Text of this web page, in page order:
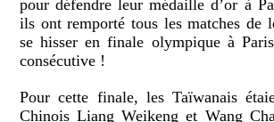
pour défendre leur médaille d’or à
ils ont remporté tous les matches de
se hisser en finale olympique à
consécutive !
Pour cette finale, les Taïwanais
Chinois Liang Weikeng et Wang